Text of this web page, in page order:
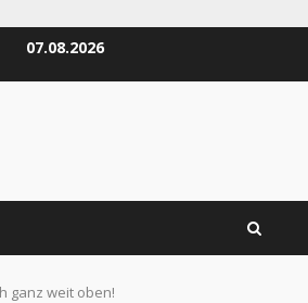
07.08.2026
ganz weit oben!